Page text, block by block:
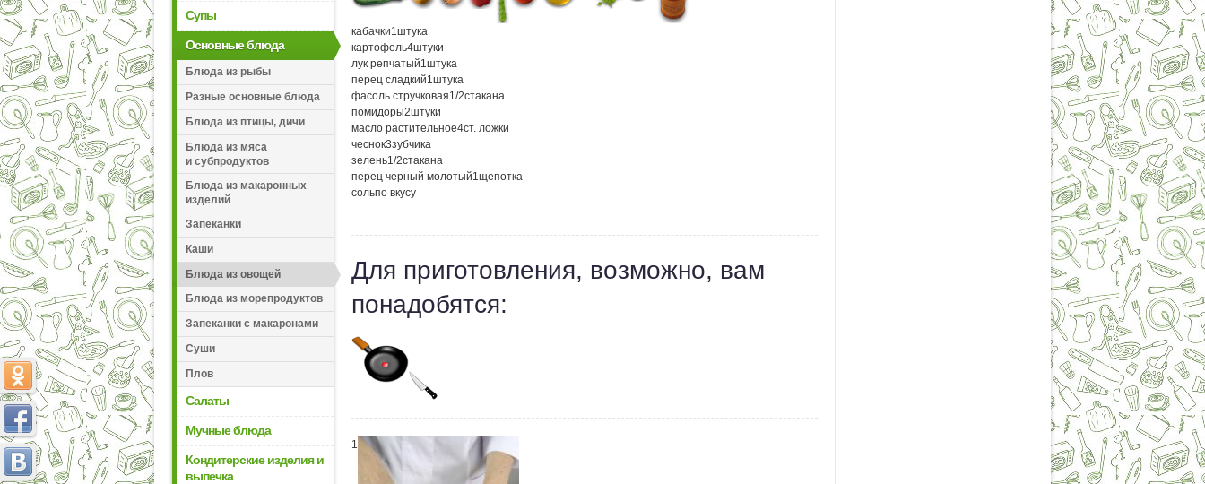
Супы
Основные блюда
Блюда из рыбы
Разные основные блюда
Блюда из птицы, дичи
Блюда из мяса
и субпродуктов
Блюда из макаронных
изделий
Запеканки
Каши
Блюда из овощей
Блюда из морепродуктов
Запеканки с макаронами
Суши
Плов
Салаты
Мучные блюда
Кондитерские изделия и
выпечка
кабачки1штука
картофель4штуки
лук репчатый1штука
перец сладкий1штука
фасоль стручковая1/2стакана
помидоры2штуки
масло растительное4ст. ложки
чеснок3зубчика
зелень1/2стакана
перец черный молотый1щепотка
сольпо вкусу
Для приготовления, возможно, вам
понадобятся:
1